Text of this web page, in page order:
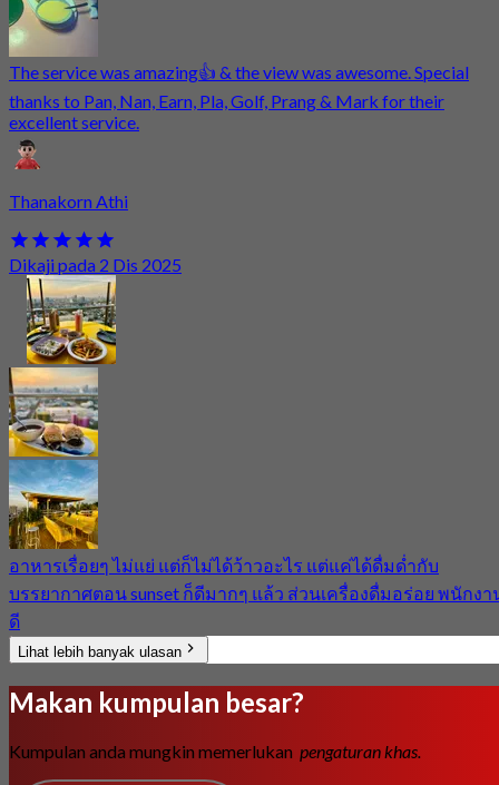
The service was amazing👍 & the view was awesome. Special
thanks to Pan, Nan, Earn, Pla, Golf, Prang & Mark for their
excellent service.
Thanakorn Athi
Dikaji pada 2 Dis 2025
อาหารเรื่อยๆ ไม่แย่ แต่ก็ไม่ได้ว้าวอะไร แต่แค่ได้ดื่มด่ำกับ
บรรยากาศตอน sunset ก็ดีมากๆ แล้ว ส่วนเครื่องดื่มอร่อย พนักงา
ดี
Lihat lebih banyak ulasan
Makan kumpulan besar?
Kumpulan anda mungkin memerlukan pengaturan khas.